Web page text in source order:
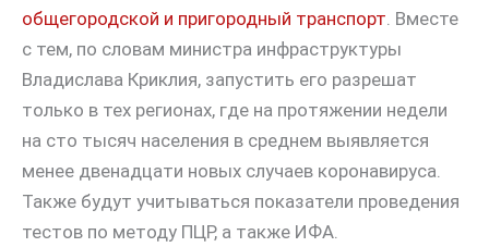
общегородской и пригородный транспорт . Вместе
с тем, по словам министра инфраструктуры
Владислава Криклия, запустить его разрешат
только в тех регионах, где на протяжении недели
на сто тысяч населения в среднем выявляется
менее двенадцати новых случаев коронавируса.
Также будут учитываться показатели проведения
тестов по методу ПЦР, а также ИФА.